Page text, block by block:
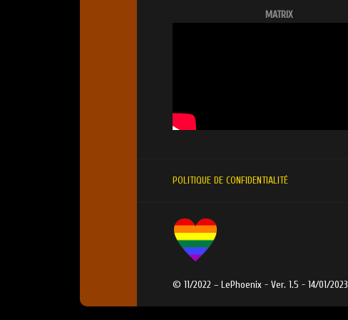
MATRIX
POLITIQUE DE CONFIDENTIALITÉ
© 11/2022 – LePhoenix - Ver. 1.5 - 14/01/2023